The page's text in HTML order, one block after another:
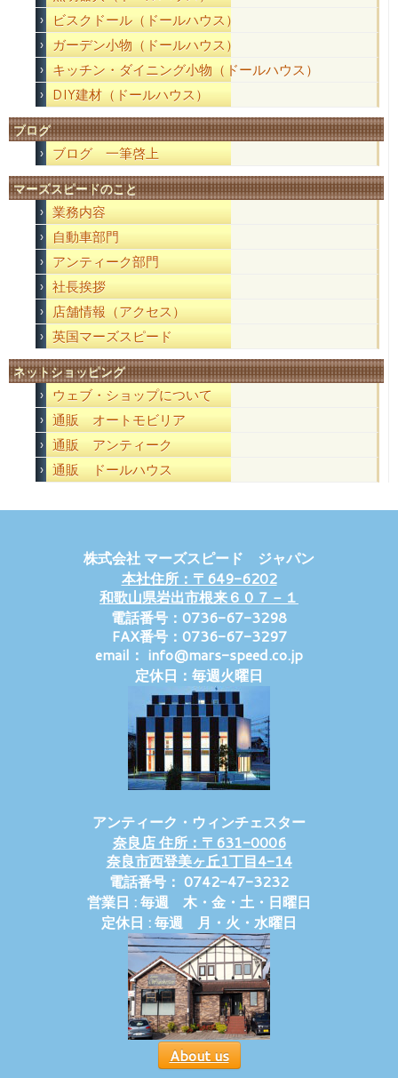
ビスクドール（ドールハウス）
ガーデン小物（ドールハウス）
キッチン・ダイニング小物（ドールハウス）
DIY建材（ドールハウス）
ブログ
ブログ 一筆啓上
マーズスピードのこと
業務内容
自動車部門
アンティーク部門
社長挨拶
店舗情報（アクセス）
英国マーズスピード
ネットショッピング
ウェブ・ショップについて
通販 オートモビリア
通販 アンティーク
通販 ドールハウス
株式会社 マーズスピード ジャパン
本社住所：〒649-6202
和歌山県岩出市根来６０７－１
電話番号：0736-67-3298
FAX番号：0736-67-3297
email： info@mars-speed.co.jp
定休日：毎週火曜日
アンティーク・ウィンチェスター
奈良店 住所：〒631-0006
奈良市西登美ヶ丘1丁目4-14
電話番号： 0742-47-3232
営業日 : 毎週 木・金・土・日曜日
定休日 : 毎週 月・火・水曜日
About us